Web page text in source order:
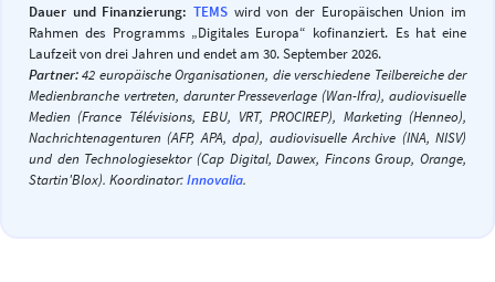
Dauer und Finanzierung: TEMS wird von der Europäischen Union im
Rahmen des Programms „Digitales Europa“ kofinanziert. Es hat eine
Laufzeit von drei Jahren und endet am 30. September 2026.
Partner:42 europäische Organisationen, die verschiedene Teilbereiche der
Medienbranche vertreten, darunter Presseverlage (Wan-Ifra), audiovisuelle
Medien (France Télévisions, EBU, VRT, PROCIREP), Marketing (Henneo),
Nachrichtenagenturen (AFP, APA, dpa), audiovisuelle Archive (INA, NISV)
und den Technologiesektor (Cap Digital, Dawex, Fincons Group, Orange,
Startin'Blox). Koordinator:Innovalia.